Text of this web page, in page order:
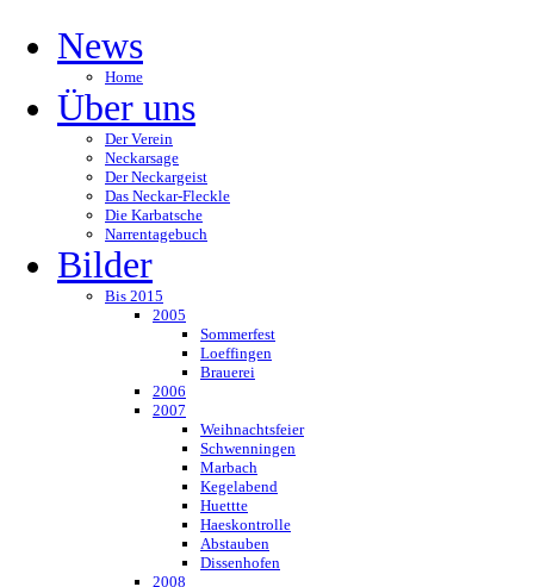
News
Home
Über uns
Der Verein
Neckarsage
Der Neckargeist
Das Neckar-Fleckle
Die Karbatsche
Narrentagebuch
Bilder
Bis 2015
2005
Sommerfest
Loeffingen
Brauerei
2006
2007
Weihnachtsfeier
Schwenningen
Marbach
Kegelabend
Huettte
Haeskontrolle
Abstauben
Dissenhofen
2008